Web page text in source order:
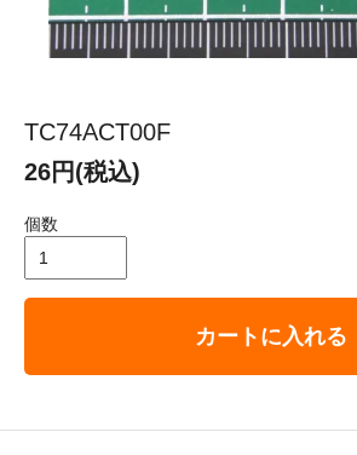
TC74ACT00F
26円(税込)
個数
カートに入れる